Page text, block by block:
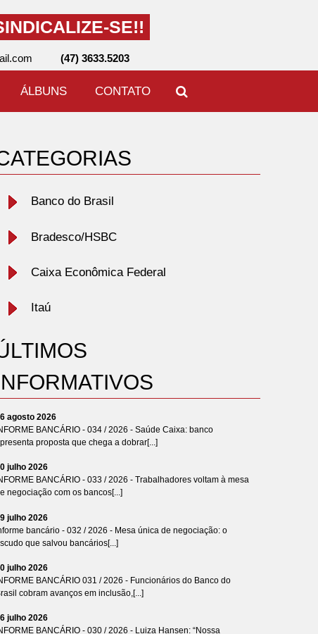
SE!!
(47) 3633.5203
ÁLBUNS CONTATO
Banco do Brasil
Bradesco/HSBC
Caixa Econômica Federal
Itaú
agosto 2026
BANCÁRIO - 034 / 2026 - Saúde Caixa: banco
proposta que chega a dobrar[...]
julho 2026
BANCÁRIO - 033 / 2026 - Trabalhadores voltam à mesa
negociação com os bancos[...]
julho 2026
bancário - 032 / 2026 - Mesa única de negociação: o
que salvou bancários[...]
julho 2026
BANCÁRIO 031 / 2026 - Funcionários do Banco do
cobram avanços em inclusão,[...]
julho 2026
BANCÁRIO - 030 / 2026 - Luiza Hansen: “Nossa